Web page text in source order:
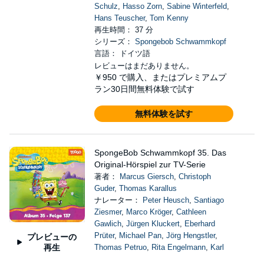
Schulz, Hasso Zorn, Sabine Winterfeld,
Hans Teuscher, Tom Kenny
再生時間： 37 分
シリーズ： Spongebob Schwammkopf
言語： ドイツ語
レビューはまだありません。
￥950 で購入、またはプレミアムプ
ラン30日間無料体験で試す
無料体験を試す
プレビューの
再生
SpongeBob Schwammkopf 35. Das
Original-Hörspiel zur TV-Serie
著者： Marcus Giersch, Christoph
Guder, Thomas Karallus
ナレーター：
Peter Heusch, Santiago
Ziesmer, Marco Kröger, Cathleen
Gawlich, Jürgen Kluckert, Eberhard
Prüter, Michael Pan, Jörg Hengstler,
Thomas Petruo, Rita Engelmann, Karl